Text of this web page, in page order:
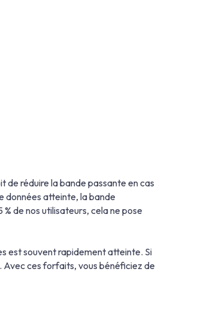
de réduire la bande passante en cas
données atteinte, la bande
de nos utilisateurs, cela ne pose
est souvent rapidement atteinte. Si
Avec ces forfaits, vous bénéficiez de